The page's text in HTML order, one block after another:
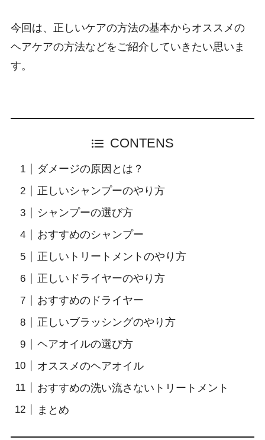
今回は、正しいケアの方法の基本からオススメの
ヘアケアの方法などをご紹介していきたい思いま
す。
CONTENS
ダメージの原因とは？
正しいシャンプーのやり方
シャンプーの選び方
おすすめのシャンプー
正しいトリートメントのやり方
正しいドライヤーのやり方
おすすめのドライヤー
正しいブラッシングのやり方
ヘアオイルの選び方
オススメのヘアオイル
おすすめの洗い流さないトリートメント
まとめ